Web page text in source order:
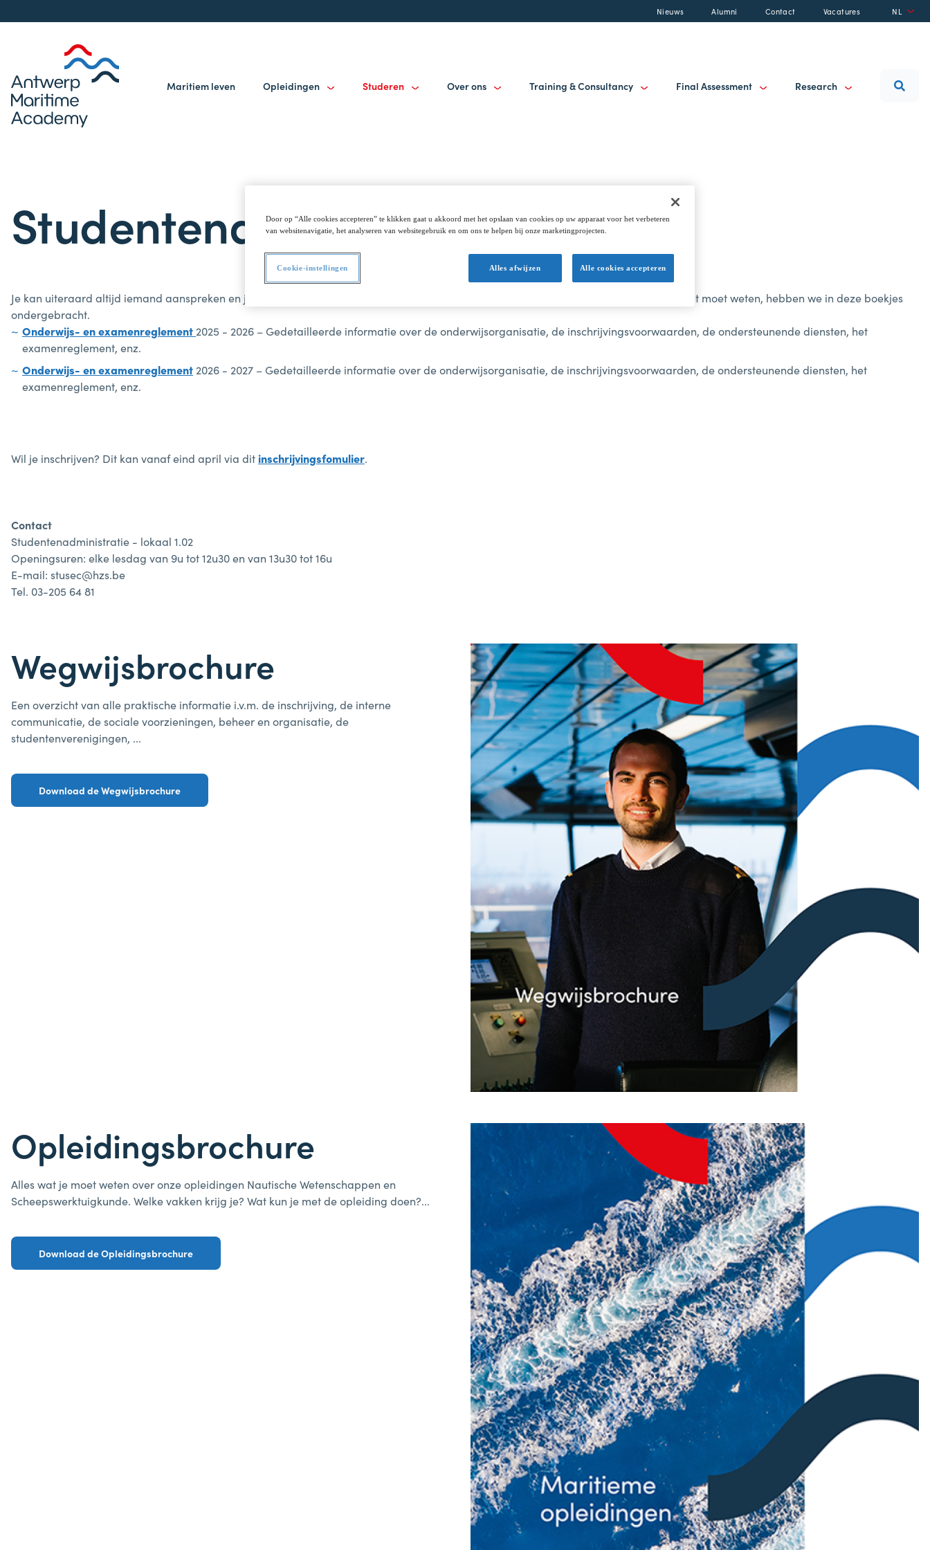
Nieuws Alumni Contact Vacatures NL
Maritiem leven Opleidingen Studeren Over ons Training & Consultancy Final Assessment Research
Studentenadministratie
Je kan uiteraard altijd iemand aanspreken en je vragen stellen. Maar de belangrijkste regels, afspraken, practicals en dingen die je echt moet weten, hebben we in deze boekjes
ondergebracht.
Onderwijs- en examenreglement 2025 - 2026 – Gedetailleerde informatie over de onderwijsorganisatie, de inschrijvingsvoorwaarden, de ondersteunende diensten, het
examenreglement, enz.
Onderwijs- en examenreglement 2026 - 2027 – Gedetailleerde informatie over de onderwijsorganisatie, de inschrijvingsvoorwaarden, de ondersteunende diensten, het
examenreglement, enz.
Wil je inschrijven? Dit kan vanaf eind april via ditinschrijvingsfomulier.
Contact
Studentenadministratie - lokaal 1.02
Openingsuren: elke lesdag van 9u tot 12u30 en van 13u30 tot 16u
E-mail: stusec@hzs.be
Tel. 03-205 64 81
Wegwijsbrochure
Een overzicht van alle praktische informatie i.v.m. de inschrijving, de interne
communicatie, de sociale voorzieningen, beheer en organisatie, de
studentenverenigingen, ...
Download de Wegwijsbrochure
Opleidingsbrochure
Alles wat je moet weten over onze opleidingen Nautische Wetenschappen en
Scheepswerktuigkunde. Welke vakken krijg je? Wat kun je met de opleiding doen?...
Download de Opleidingsbrochure
Door op “Alle cookies accepteren” te klikken gaat u akkoord met het opslaan van cookies op uw apparaat voor het verbeteren
van websitenavigatie, het analyseren van websitegebruik en om ons te helpen bij onze marketingprojecten.
Alles afwijzen Alle cookies accepteren
Cookie-instellingen